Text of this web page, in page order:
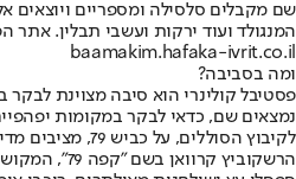
שם מקבלים סלסילה ומספריים ויוצאים
baamakim.hafaka-ivrit.co.il
ומה בסביבה?
פסטיבל קולינרי הוא סיבה מצוינת
נמצאים שם, כדאי לבקר במקומות
לקיבוץ הסוללים, על
הרשקוביץ